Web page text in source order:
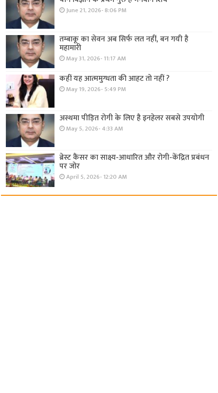
June 21, 2026- 8:06 PM
तम्बाकू का सेवन अब सिर्फ लत नहीं, बन गयी है
महामारी
May 31, 2026- 11:17 AM
कहीं यह आत्ममुग्धता की आहट तो नहीं ?
May 19, 2026- 5:49 PM
अस्थमा पीड़ित रोगी के लिए है इनहेलर सबसे उपयोगी
May 5, 2026- 4:33 AM
ब्रेस्ट कैंसर का साक्ष्य-आधारित और रोगी-केंद्रित प्रबंधन
पर जोर
April 5, 2026- 12:20 AM